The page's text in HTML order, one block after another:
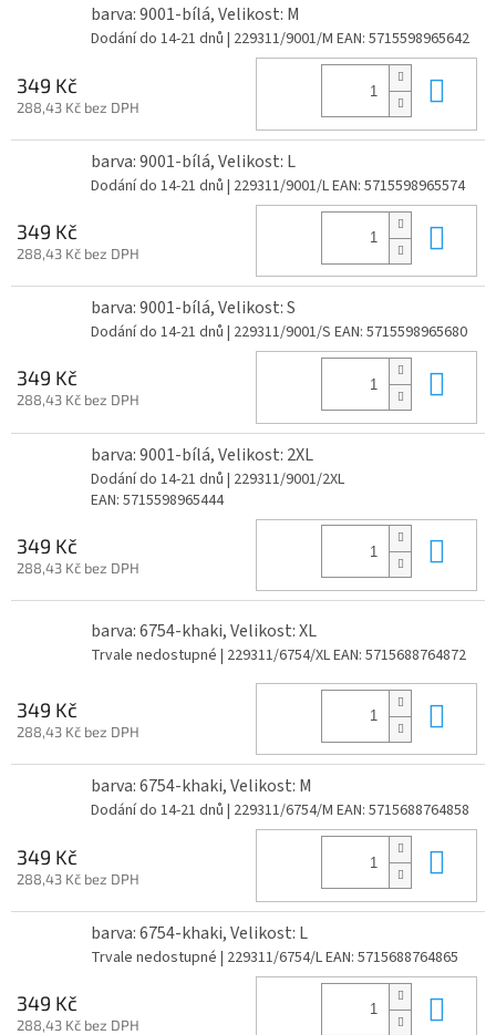
barva: 9001-bílá, Velikost: M
Dodání do 14-21 dnů | 229311/9001/M EAN: 5715598965642
349 Kč
288,43 Kč bez DPH
barva: 9001-bílá, Velikost: L
Dodání do 14-21 dnů | 229311/9001/LEAN: 5715598965574
349 Kč
288,43 Kč bez DPH
barva: 9001-bílá, Velikost: S
Dodání do 14-21 dnů | 229311/9001/S EAN: 5715598965680
349 Kč
288,43 Kč bez DPH
barva: 9001-bílá, Velikost: 2XL
Dodání do 14-21 dnů | 229311/9001/2XL
EAN: 5715598965444
349 Kč
288,43 Kč bez DPH
barva: 6754-khaki, Velikost: XL
Trvale nedostupné | 229311/6754/XLEAN: 5715688764872
349 Kč
288,43 Kč bez DPH
barva: 6754-khaki, Velikost: M
Dodání do 14-21 dnů | 229311/6754/M EAN: 5715688764858
349 Kč
288,43 Kč bez DPH
barva: 6754-khaki, Velikost: L
Trvale nedostupné | 229311/6754/LEAN: 5715688764865
349 Kč
288,43 Kč bez DPH